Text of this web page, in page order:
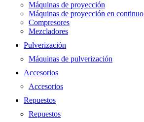
Máquinas de proyección
Máquinas de proyección en continuo
Compresores
Mezcladores
Pulverización
Máquinas de pulverización
Accesorios
Accesorios
Repuestos
Repuestos